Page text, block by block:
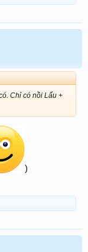
Chỉ có nồi Lẩu +
)